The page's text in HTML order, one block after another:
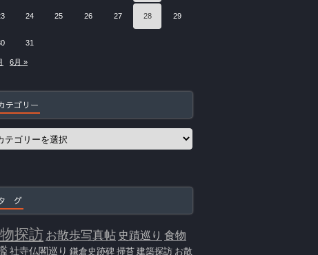
24 25 26 27 28 29
31
6月 »
テゴリー
グ
探訪 お散歩写真帖 史蹟巡り 食物
社寺仏閣巡り 鎌倉史跡碑 掃苔 建築探訪 お散